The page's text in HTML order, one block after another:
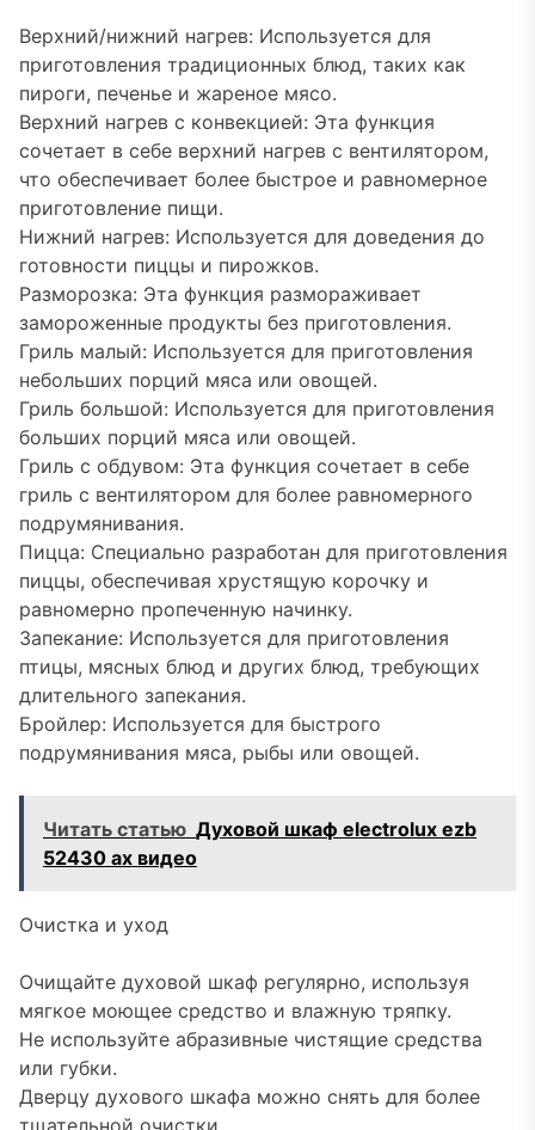
Верхний/нижний нагрев: Используется для
приготовления традиционных блюд, таких как
пироги, печенье и жареное мясо.
Верхний нагрев с конвекцией: Эта функция
сочетает в себе верхний нагрев с вентилятором,
что обеспечивает более быстрое и равномерное
приготовление пищи.
Нижний нагрев: Используется для доведения до
готовности пиццы и пирожков.
Разморозка: Эта функция размораживает
замороженные продукты без приготовления.
Гриль малый: Используется для приготовления
небольших порций мяса или овощей.
Гриль большой: Используется для приготовления
больших порций мяса или овощей.
Гриль с обдувом: Эта функция сочетает в себе
гриль с вентилятором для более равномерного
подрумянивания.
Пицца: Специально разработан для приготовления
пиццы, обеспечивая хрустящую корочку и
равномерно пропеченную начинку.
Запекание: Используется для приготовления
птицы, мясных блюд и других блюд, требующих
длительного запекания.
Бройлер: Используется для быстрого
подрумянивания мяса, рыбы или овощей.
Читать статью Духовой шкаф electrolux ezb
52430 ax видео
Очистка и уход
Очищайте духовой шкаф регулярно, используя
мягкое моющее средство и влажную тряпку.
Не используйте абразивные чистящие средства
или губки.
Дверцу духового шкафа можно снять для более
тщательной очистки.